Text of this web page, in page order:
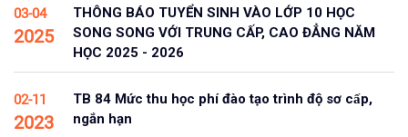
03-04
2025
THÔNG BÁO TUYỂN SINH VÀO LỚP 10 HỌC
SONG SONG VỚI TRUNG CẤP, CAO ĐẲNG NĂM
HỌC 2025 - 2026
02-11
2023
TB 84 Mức thu học phí đào tạo trình độ sơ cấp,
ngắn hạn